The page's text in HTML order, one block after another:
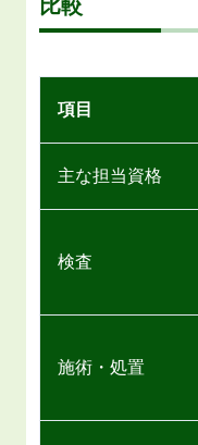
比較
項目
主な担当資格
検査
施術・処置